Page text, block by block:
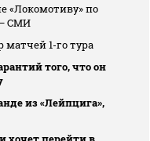
«Локомотиву» по
СМИ
матчей 1-го тура
того, что он
из «Лейпцига»,